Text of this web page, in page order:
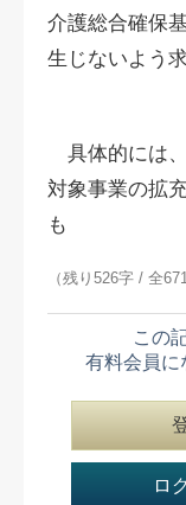
介護総合確保
生じないよう
具体的には
対象事業の拡
も
（残り526字 / 全671
この
有料会員に
ロ